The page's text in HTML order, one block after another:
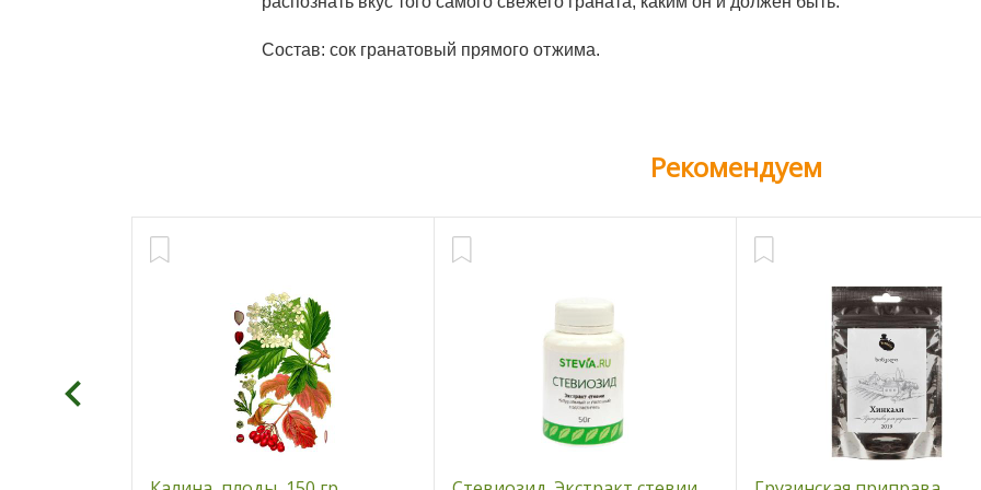
Состав: сок гранатовый прямого отжима.
Рекомендуем